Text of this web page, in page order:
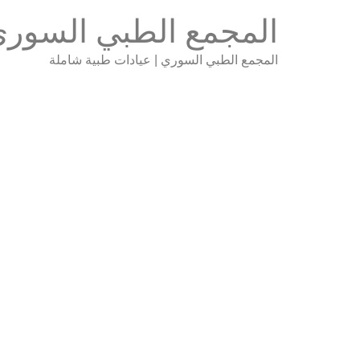
المجمع الطبي
المجمع الطبي السوري | عيادات طبية شاملة